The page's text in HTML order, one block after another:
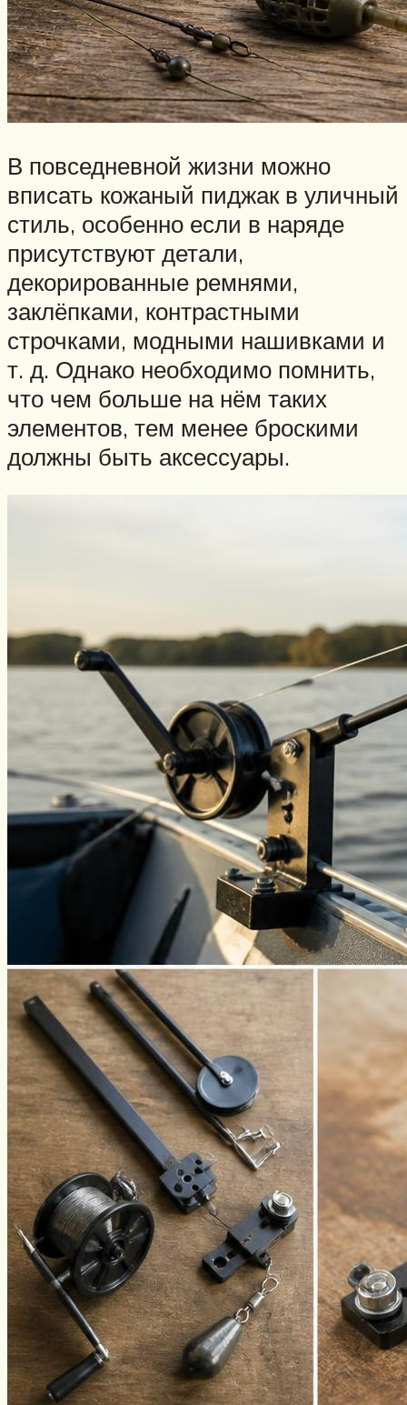
В повседневной жизни можно
вписать кожаный пиджак в уличный
стиль, особенно если в наряде
присутствуют детали,
декорированные ремнями,
заклёпками, контрастными
строчками, модными нашивками и
т. д. Однако необходимо помнить,
что чем больше на нём таких
элементов, тем менее броскими
должны быть аксессуары.